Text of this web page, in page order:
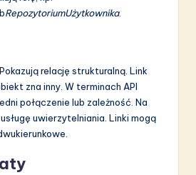
RepozytoriumUżytkownika.
relację strukturalną. Link
zna inny. W terminach API
połączenie lub zależność. Na
uwierzytelniania. Linki mogą